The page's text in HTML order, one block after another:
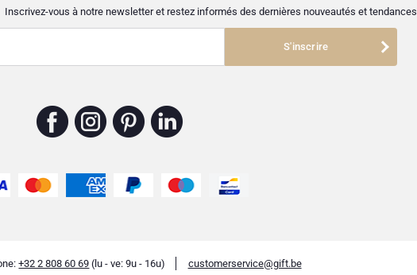
Inscrivez-vous à notre newsletter et restez informés des dernières nouveautés et tendances
S'inscrire
+32 2 808 60 69 (lu - ve: 9u - 16u) customerservice@gift.be